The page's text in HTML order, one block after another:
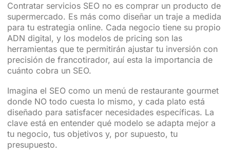
Contratar servicios SEO no es comprar un producto de
supermercado. Es más como diseñar un traje a medida
para tu estrategia online. Cada negocio tiene su propio
ADN digital, y los modelos de pricing son las
herramientas que te permitirán ajustar tu inversión con
precisión de francotirador, auí esta la importancia de
cuánto cobra un SEO.
Imagina el SEO como un menú de restaurante gourmet
donde NO todo cuesta lo mismo, y cada plato está
diseñado para satisfacer necesidades específicas. La
clave está en entender qué modelo se adapta mejor a
tu negocio, tus objetivos y, por supuesto, tu
presupuesto.